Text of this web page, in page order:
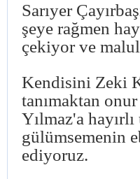
Sarıyer
şeye rağmen
çekiyor ve
Kendisini Zeki
tanımaktan
Yılmaz'a
gülümsemenin
ediyoruz.